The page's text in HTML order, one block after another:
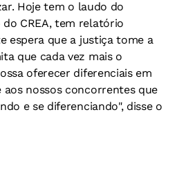
Hoje tem o laudo do
CREA, tem relatório
espera que a justiça tome a
que cada vez mais o
oferecer diferenciais em
nossos concorrentes que
e se diferenciando", disse o